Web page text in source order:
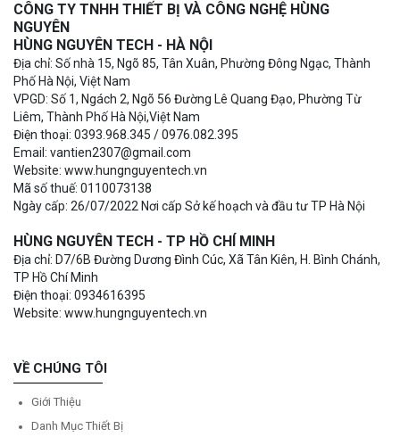
CÔNG TY TNHH THIẾT BỊ VÀ CÔNG NGHỆ HÙNG
NGUYÊN
HÙNG NGUYÊN TECH - HÀ NỘI
Địa chỉ: Số nhà 15, Ngõ 85, Tân Xuân, Phường Đông Ngạc, Thành
Phố Hà Nội, Việt Nam
VPGD: Số 1, Ngách 2, Ngõ 56 Đường Lê Quang Đạo, Phường Từ
Liêm, Thành Phố Hà Nội,Việt Nam
Điện thoại: 0393.968.345 / 0976.082.395
Email: vantien2307@gmail.com
Website: www.hungnguyentech.vn
Mã số thuế: 0110073138
Ngày cấp: 26/07/2022 Nơi cấp Sở kế hoạch và đầu tư TP Hà Nội
HÙNG NGUYÊN TECH - TP HỒ CHÍ MINH
Địa chỉ: D7/6B Đường Dương Đình Cúc, Xã Tân Kiên, H. Bình Chánh,
TP Hồ Chí Minh
Điện thoại: 0934616395
Website: www.hungnguyentech.vn
VỀ CHÚNG TÔI
Giới Thiệu
Danh Mục Thiết Bị